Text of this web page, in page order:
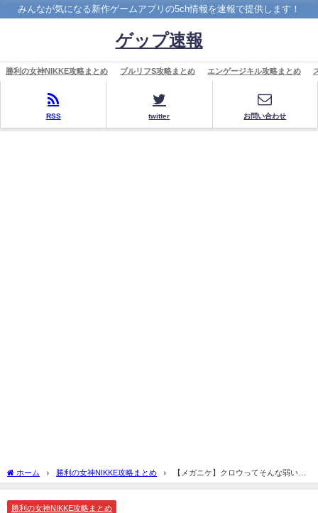
みんなが気になる新作ゲームアプリの5ch情報を速報で提供します！
ゲップ速報
勝利の女神NIKKE攻略まとめ ブルリフS攻略まとめ エンゲージキル攻略まとめ
RSS twitter お問い合わせ
ホーム 勝利の女神NIKKE攻略まとめ
【メガニケ】クロウってそんな弱いん
か？
勝利の女神NIKKE攻略まとめ